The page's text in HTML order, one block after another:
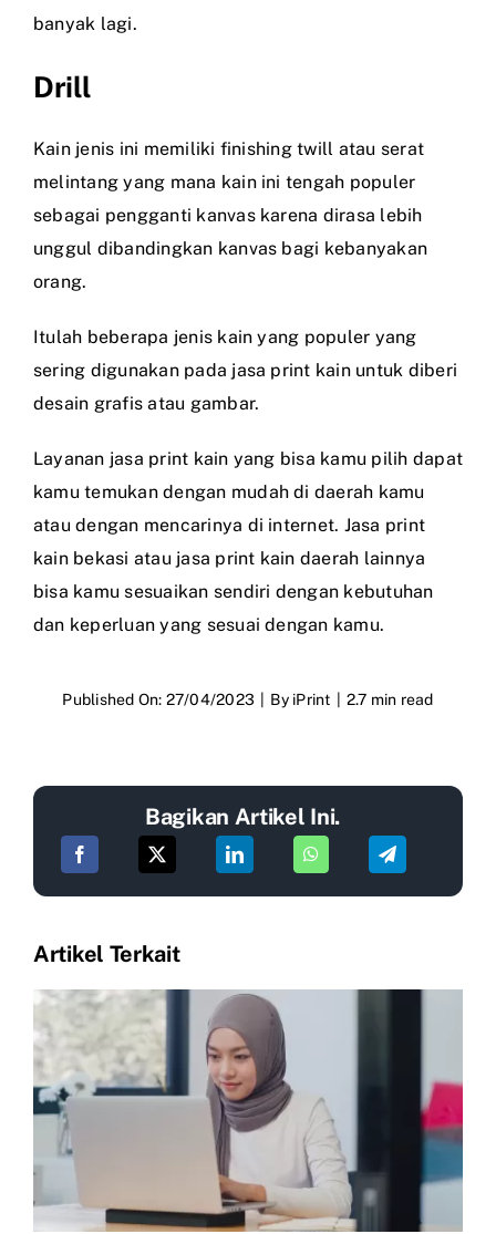
banyak lagi.
Drill
Kain jenis ini memiliki finishing twill atau serat
melintang yang mana kain ini tengah populer
sebagai pengganti kanvas karena dirasa lebih
unggul dibandingkan kanvas bagi kebanyakan
orang.
Itulah beberapa jenis kain yang populer yang
sering digunakan pada jasa print kain untuk diberi
desain grafis atau gambar.
Layanan jasa print kain yang bisa kamu pilih dapat
kamu temukan dengan mudah di daerah kamu
atau dengan mencarinya di internet. Jasa print
kain bekasi atau jasa print kain daerah lainnya
bisa kamu sesuaikan sendiri dengan kebutuhan
dan keperluan yang sesuai dengan kamu.
Published On: 27/04/2023 By iPrint 2.7 min read
Bagikan Artikel Ini.
Artikel Terkait